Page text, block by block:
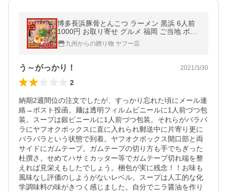
博多長浜豚骨とんこつ ラーメン 黒浜 6人前
1000円 お取り寄せ グルメ 福岡 ご当地 ポイ
ント消化 訳あり 食品 送料無料 ポイント利用
お試し商品 サンプル 爆買
九州からの贈り物 ヤフー店
う～がっかり！ 2021/3/30
2
納期2週間位の注文でしたが、すっかり忘れた頃にメール連
絡→ポスト投函。麺は透明フィルムビニールに1人前づつ包
装。スープは銀ビニールに1人前づつ包装。それらがバラバ
ラにヤフオクボックスに直に入れられ郵送中に片寄り更に
バラバラという状態で到着。ヤフオクボックス開口部と両
サイドにガムテープ。ガムテープの切り方も手でちぎった
杜撰さ。せめてハサミカッター等でガムテープ切れ端を整
えれば見栄えもしたでしょう。梱包が実に残念！！お味も
風味なし評価のしようがないレベル。スープは人工的な化
学調味料の味がきつく感じました。自分でニラ醤油を作り